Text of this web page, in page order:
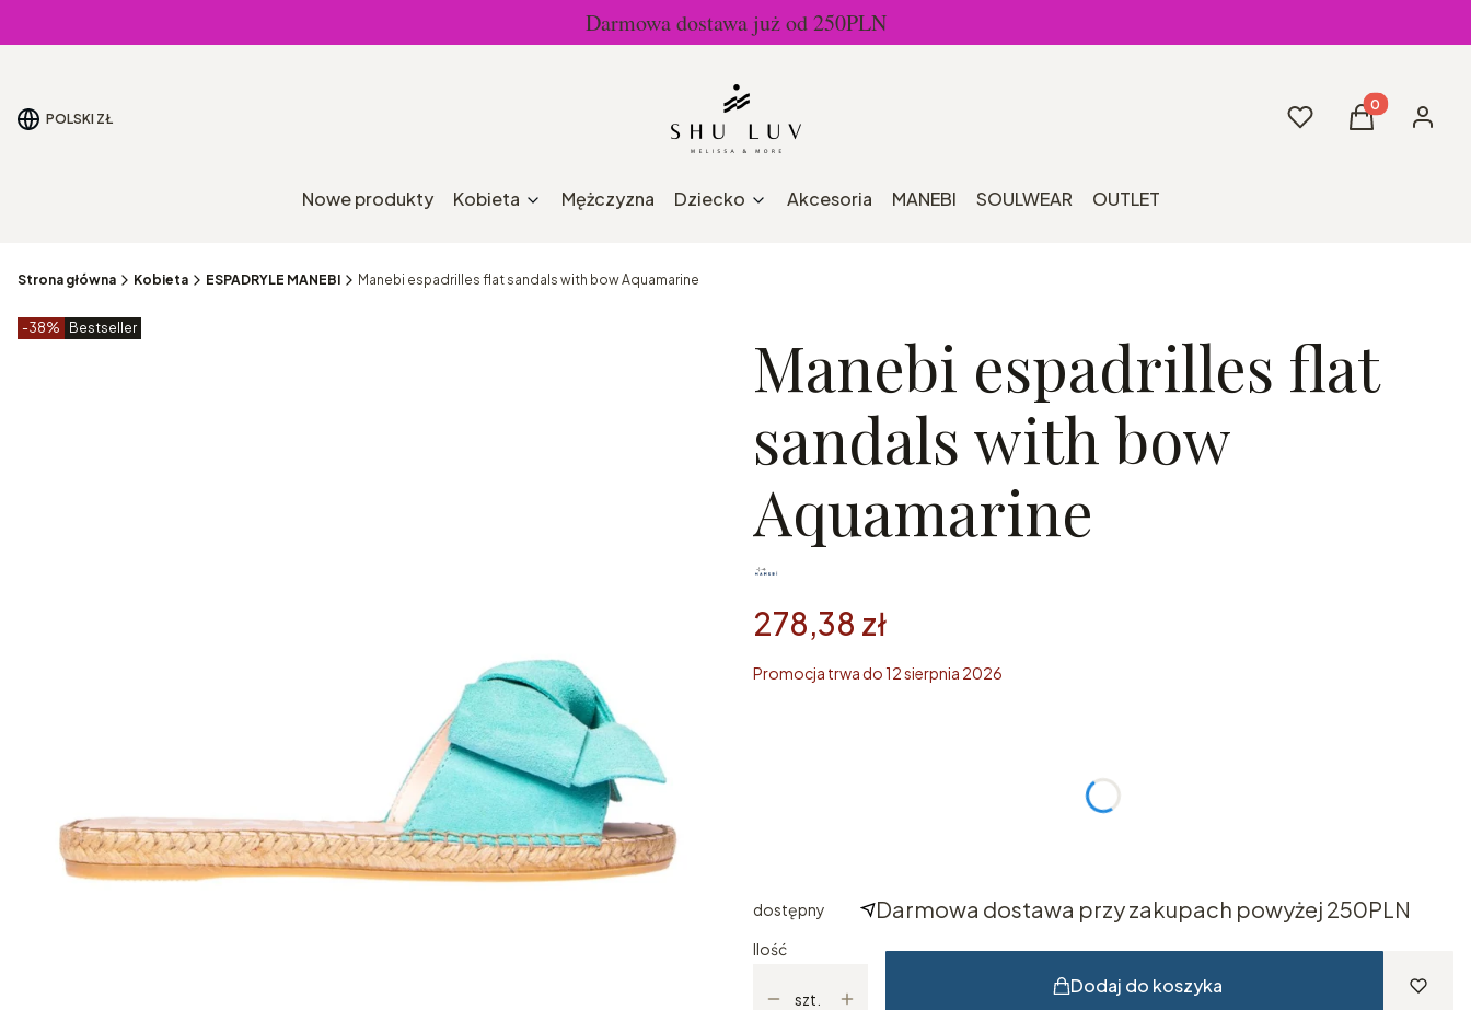
Darmowa dostawa już od 250PLN
POLSKI ZŁ UlubioneProdukty w
Koszyk
Nowe produkty Kobieta Mężczyzna Dziecko Akcesoria MANEBI SOULWEAR OUTLET
Strona główna Kobieta ESPADRYLE MANEBI Manebi espadrilles flat sandals with bow Aquamarine
Etykiety produktu
-38% zniżki
Bestseller
Manebi espadrilles flat
sandals with bow
Aquamarine
278,38 zł
Promocja trwa do 12 sierpnia 2026
dostępny Darmowa dostawa przy zakupach powyżej 250PLN
Ilość
szt.
Dodaj do koszyka